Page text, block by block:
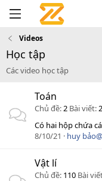
Videos
Học tập
Các video học tập
Toán
Chủ đề 2 Bài viết 2
8/10/21
huy
Vật lí
Chủ đề 110 Bài